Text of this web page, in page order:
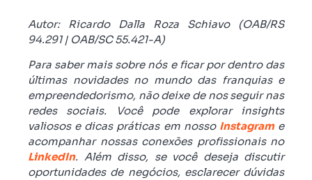
Autor: Ricardo Dalla Roza Schiavo (OAB/RS
94.291 | OAB/SC 55.421-A)
Para saber mais sobre nós e ficar por dentro das
últimas novidades no mundo das franquias e
empreendedorismo, não deixe de nos seguir nas
redes sociais. Você pode explorar insights
valiosos e dicas práticas em nosso Instagrame
acompanhar nossas conexões profissionais no
LinkedIn. Além disso, se você deseja discutir
oportunidades de negócios, esclarecer dúvidas